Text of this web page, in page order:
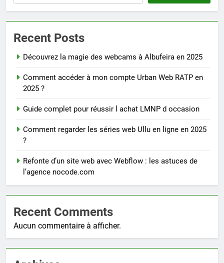
Recent Posts
Découvrez la magie des webcams à Albufeira en 2025
Comment accéder à mon compte Urban Web RATP en
2025 ?
Guide complet pour réussir l achat LMNP d occasion
Comment regarder les séries web Ullu en ligne en 2025
?
Refonte d’un site web avec Webflow : les astuces de
l’agence nocode.com
Recent Comments
Aucun commentaire à afficher.